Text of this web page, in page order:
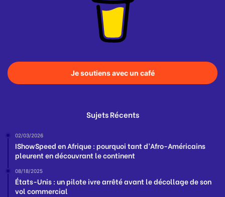
Je soutiens avec un café
Sujets Récents
02/03/2026
IShowSpeed en Afrique : pourquoi tant d’Afro-Américains
pleurent en découvrant le continent
08/18/2025
États-Unis : un pilote ivre arrêté avant le décollage de son
vol commercial